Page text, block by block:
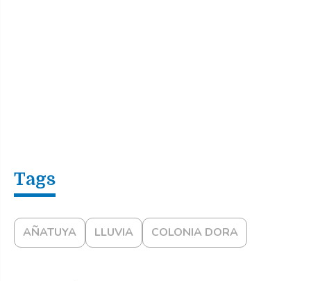
AÑATUYA LLUVIA COLONIA DORA